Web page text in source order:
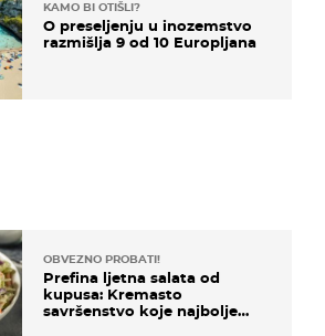
OBVEZNO PROBATI!
Prefina ljetna salata od
kupusa: Kremasto
savršenstvo koje najbolje
KAMO BI OTIŠLI?
O preseljenju u inozemstvo
razmišlja 9 od 10 Europljana